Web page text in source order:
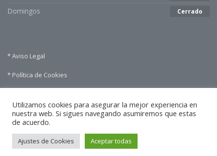
Domingos Cerrado
* Aviso Legal
* Política de Cookies
Copyright 2026 Fisio & Salud Villamanta
Utilizamos cookies para asegurar la mejor experiencia en
nuestra web. Si sigues navegando asumiremos que estas
de acuerdo.
Ajustes de Cookies Aceptar todas